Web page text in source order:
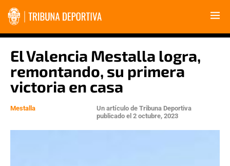
El Valencia Mestalla logra,
remontando, su primera
victoria en casa
Mestalla Un artículo de Tribuna Deportiva
publicado el 2 octubre, 2023